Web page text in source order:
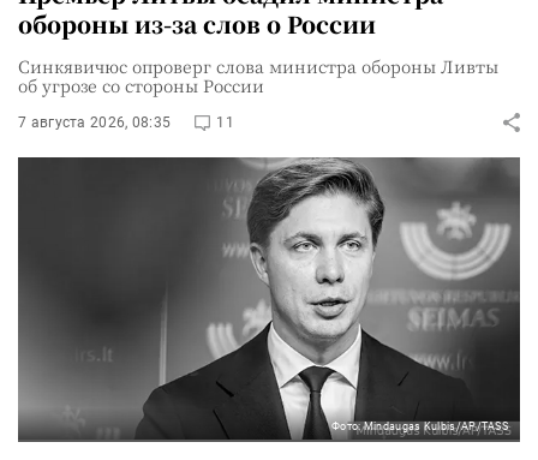
обороны из-за слов о России
Синкявичюс опроверг слова министра обороны Ливты
об угрозе со стороны России
7 августа 2026, 08:35 11
Фото: Mindaugas Kulbis/AP/TASS